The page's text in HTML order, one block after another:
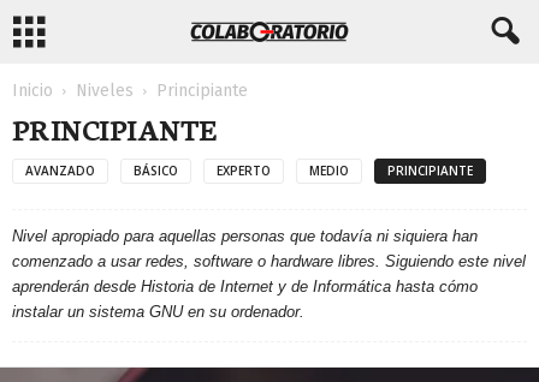
Inicio Niveles Principiante
PRINCIPIANTE
AVANZADO BÁSICO EXPERTO MEDIO PRINCIPIANTE
Nivel apropiado para aquellas personas que todavía ni siquiera han
comenzado a usar redes, software o hardware libres. Siguiendo este nivel
aprenderán desde Historia de Internet y de Informática hasta cómo
instalar un sistema GNU en su ordenador.